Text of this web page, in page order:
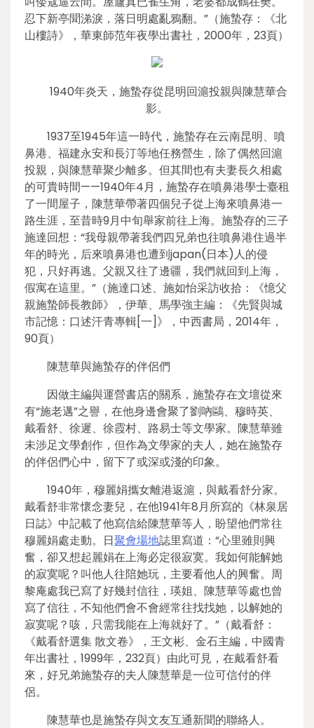
忍下新亭聞涕淚，落日明處亂鴉翻。”（施蟄存：《北
山樓詩》，華東師范年夜學出書社，2000年，23頁）
1940年炎天，施蟄存從昆明回滬投親與陳慧華合
影。
1937至1945年這一時代，施蟄存在云南昆明、噴
鼻港、福建永安和長汀等地任務營生，除了偶然回滬
投親，與陳慧華聚少離多。但其間也有夫妻長久相處
的可貴時間——1940年4月，施蟄存在噴鼻港學士臺租
了一間屋子，陳慧華帶著四個兒子從上海來噴鼻港一
路生涯，至昔時9月中旬舉家前往上海。施蟄存的三子
施達回想：“我母親帶著我們四兄弟也往噴鼻港住過半
年的時光，后來噴鼻港也遭到japan(日本)人的侵
犯，只好再逃。父親又往了邊疆，我們就回到上海，
假寓在這里。”（施達口述、施如怡采訪收拾：《憶父
親施蟄師長教師》，伊華、馬學強主編：《先賢與城
市記憶：口述汗青專輯[一]》，中西書局，2014年，
90頁）
陳慧華與施蟄存的伴侶們
因做主編與運營書店的關系，施蟄存在文壇從來
有“施老邁”之譽，在他身邊會聚了劉吶鷗、穆時英、
戴看舒、徐遲、徐霞村、路易士等文學家。陳慧華雖
未涉足文學創作，但作為文學家的夫人，她在施蟄存
的伴侶們心中，留下了或深或淺的印象。
1940年，穆麗娟攜女離港返滬，與戴看舒分家。
戴看舒非常懷念妻兒，在他1941年8月所寫的《林泉居
日誌》中記載了他寫信給陳慧華等人，盼望他們常往
穆麗娟處走動。日聚會場地誌里寫道：“心里雖則興
奮，卻又想起麗娟在上海必定很寂寞。我如何能解她
的寂寞呢？叫他人往陪她玩，主要看他人的興奮。周
黎庵處我已寫了好幾封信往，瑛姐、陳慧華等處也曾
寫了信往，不知他們會不會經常往找找她，以解她的
寂寞呢？咳，只需我能在上海就好了。”（戴看舒：
《戴看舒選集 散文卷》，王文彬、金石主編，中國青
年出書社，1999年，232頁）由此可見，在戴看舒看
來，好兄弟施蟄存的夫人陳慧華是一位可信付的伴
侶。
陳慧華也是施蟄存與文友互通新聞的聯絡人。